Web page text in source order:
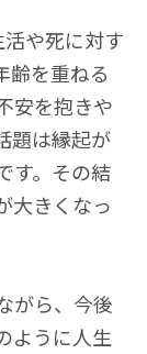
や死に対す
齢を重ねる
安を抱きや
題は縁起が
す。その結
大きくなっ
がら、今後
ように人生